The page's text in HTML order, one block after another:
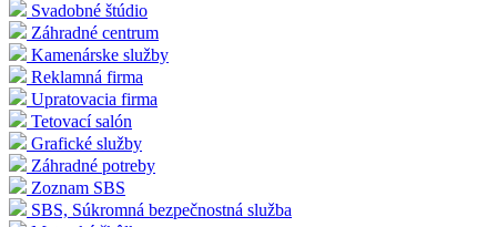
Svadobné štúdio
Záhradné centrum
Kamenárske služby
Reklamná firma
Upratovacia firma
Tetovací salón
Grafické služby
Záhradné potreby
Zoznam SBS
SBS, Súkromná bezpečnostná služba